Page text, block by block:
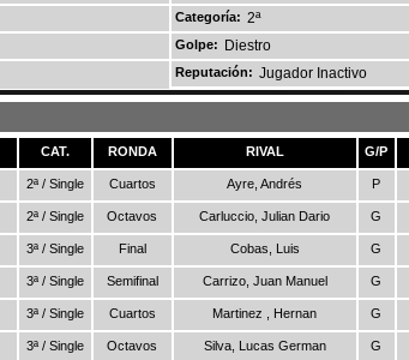
Categoría: 2ª
Golpe: Diestro
Reputación: Jugador Inactivo
CAT. RONDA RIVAL G/P
2ª / Single Cuartos Ayre, Andrés P
2ª / Single Octavos Carluccio, Julian Dario G
3ª / Single Final Cobas, Luis G
3ª / Single Semifinal Carrizo, Juan Manuel G
3ª / Single Cuartos Martinez , Hernan G
3ª / Single Octavos Silva, Lucas German G